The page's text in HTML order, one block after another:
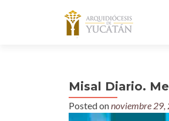
Misal Diario.
Posted onnoviembre 29,